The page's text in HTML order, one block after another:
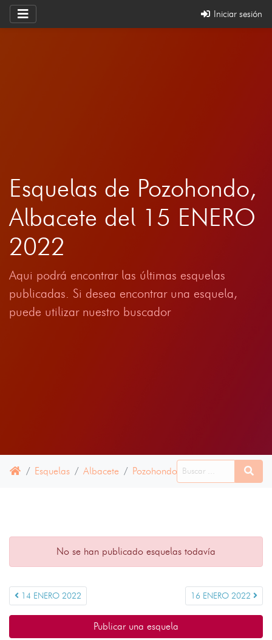
Iniciar sesión
Esquelas de Pozohondo,
Albacete del 15 ENERO
2022
Aqui podrá encontrar las últimas esquelas
publicadas. Si desea encontrar una esquela,
puede utilizar nuestro buscador
Esquelas Albacete Pozohondo 15 ENERO 2022
No se han publicado esquelas todavía
14 ENERO 2022 16 ENERO 2022
Publicar una esquela